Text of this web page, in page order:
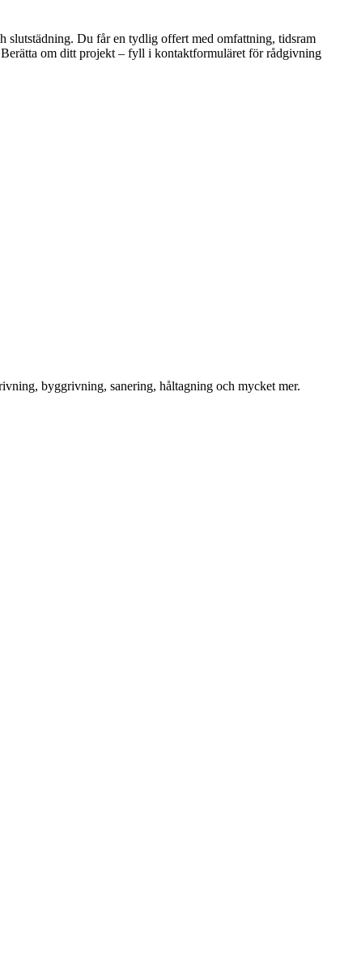
slutstädning. Du får en tydlig offert med omfattning, tidsram
om ditt projekt – fyll i kontaktformuläret för rådgivning
byggrivning, sanering, håltagning och mycket mer.